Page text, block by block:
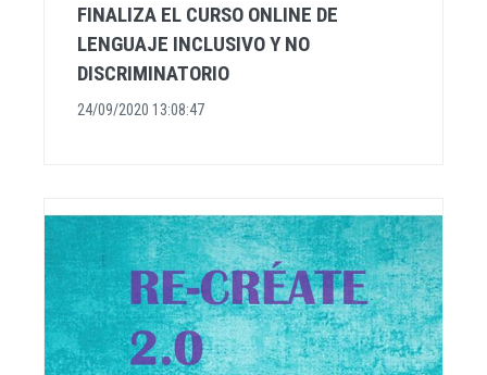
FINALIZA EL CURSO ONLINE DE
LENGUAJE INCLUSIVO Y NO
DISCRIMINATORIO
24/09/2020 13:08:47